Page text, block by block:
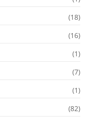
(18)
(16)
(1)
(7)
(1)
(82)